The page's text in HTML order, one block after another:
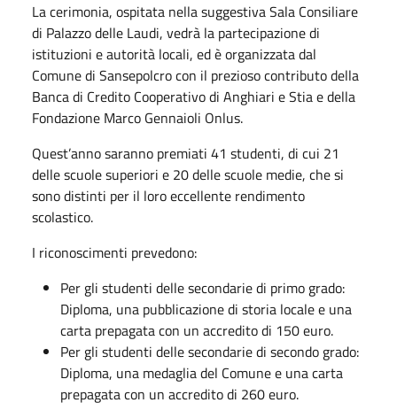
La cerimonia, ospitata nella suggestiva Sala Consiliare
di Palazzo delle Laudi, vedrà la partecipazione di
istituzioni e autorità locali, ed è organizzata dal
Comune di Sansepolcro con il prezioso contributo della
Banca di Credito Cooperativo di Anghiari e Stia e della
Fondazione Marco Gennaioli Onlus.
Quest’anno saranno premiati 41 studenti, di cui 21
delle scuole superiori e 20 delle scuole medie, che si
sono distinti per il loro eccellente rendimento
scolastico.
I riconoscimenti prevedono:
Per gli studenti delle secondarie di primo grado:
Diploma, una pubblicazione di storia locale e una
carta prepagata con un accredito di 150 euro.
Per gli studenti delle secondarie di secondo grado:
Diploma, una medaglia del Comune e una carta
prepagata con un accredito di 260 euro.